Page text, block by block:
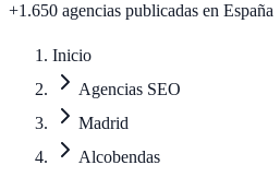
+1.650 agencias publicadas en España
Inicio
Agencias SEO
Madrid
Alcobendas